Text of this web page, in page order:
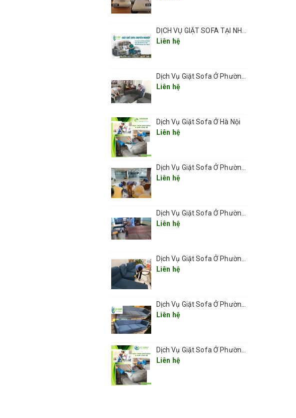
Liên hệ
Liên hệ
Dịch Vụ Giặt Sofa Ở Hà Nội
Liên hệ
Liên hệ
Liên hệ
Liên hệ
Liên hệ
Liên hệ